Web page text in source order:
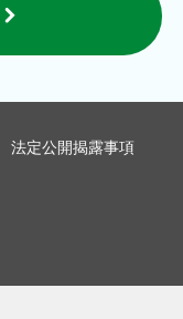
法定公開揭露事項